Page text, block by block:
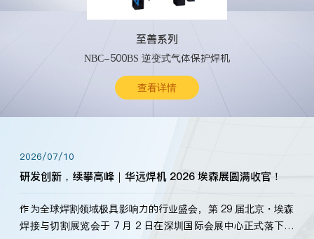
至善系列
NBC-500BS 逆变式气体保护焊机
查看详情
2026/07/10
研发创新，续攀高峰｜华远焊机 2026 埃森展圆满收官！
作为全球焊割领域极具影响力的行业盛会，第 29 届北京・埃森
焊接与切割展览会于 7 月 2 日在深圳国际会展中心正式落下帷